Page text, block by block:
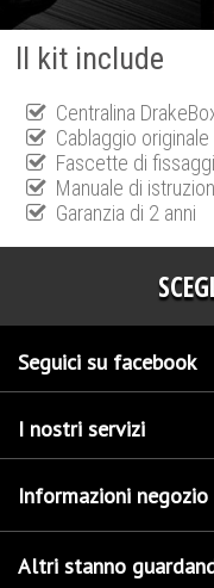
Il kit include
Centralina
Cablaggio
Fascette di
Manuale di
Garanzia di 2 anni
Seguici su facebook
I nostri servizi
Informazioni negozio
Altri stanno